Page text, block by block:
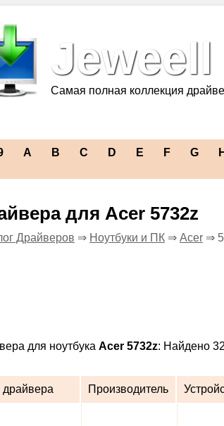
Jeweell
Самая полная коллекция
A B C D E F G H
для Acer 5732z
Драйверов ⇒ Ноутбуки и ПК ⇒ Acer ⇒
для ноутбука Acer 5732z: Найдено
драйвера Производитель